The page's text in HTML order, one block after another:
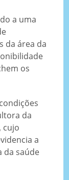
a uma
da área da
os
da
cujo
a
da saúde